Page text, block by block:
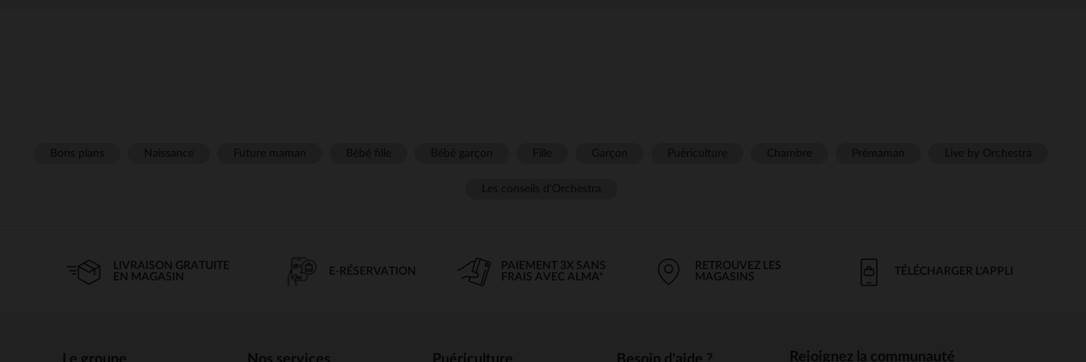
LIVRAISON GRATUITE
EN MAGASIN
E-RÉSERVATION
PAIEMENT 3X SANS
FRAIS AVEC ALMA*
RETROUVEZ LES
MAGASINS
TÉLÉCHARGER L'APPLI
Rejoignez la communauté